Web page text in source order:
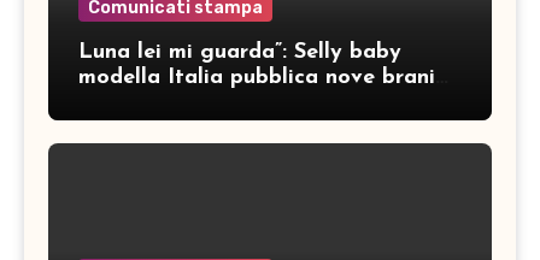
Comunicati stampa
Luna lei mi guarda”: Selly baby
modella Italia pubblica nove brani